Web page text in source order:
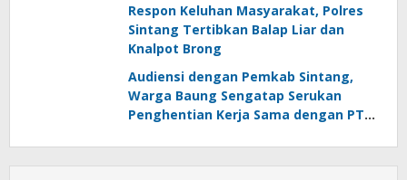
Respon Keluhan Masyarakat, Polres
Sintang Tertibkan Balap Liar dan
Knalpot Brong
Audiensi dengan Pemkab Sintang,
Warga Baung Sengatap Serukan
Penghentian Kerja Sama dengan PT